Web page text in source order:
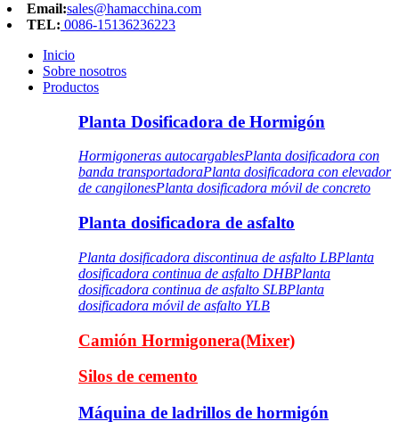
Email:sales@hamacchina.com
TEL: 0086-15136236223
Inicio
Sobre nosotros
Productos
Planta Dosificadora de Hormigón
Hormigoneras autocargablesPlanta dosificadora con
banda transportadoraPlanta dosificadora con elevador
de cangilonesPlanta dosificadora móvil de concreto
Planta dosificadora de asfalto
Planta dosificadora discontinua de asfalto LBPlanta
dosificadora continua de asfalto DHBPlanta
dosificadora continua de asfalto SLBPlanta
dosificadora móvil de asfalto YLB
Camión Hormigonera(Mixer)
Silos de cemento
Máquina de ladrillos de hormigón